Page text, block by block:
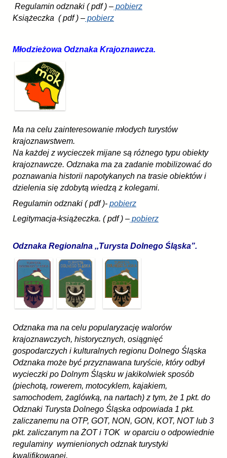
Regulamin odznaki ( pdf ) – pobierz
Książeczka ( pdf ) – pobierz
Młodzieżowa Odznaka Krajoznawcza.
Ma na celu zainteresowanie młodych turystów
krajoznawstwem.
Na każdej z wycieczek mijane są różnego typu obiekty
krajoznawcze. Odznaka ma za zadanie mobilizować do
poznawania historii napotykanych na trasie obiektów i
dzielenia się zdobytą wiedzą z kolegami.
Regulamin odznaki ( pdf )- pobierz
Legitymacja-książeczka. ( pdf ) – pobierz
Odznaka Regionalna ,,Turysta Dolnego Śląska”.
Odznaka ma na celu popularyzację walorów
krajoznawczych, historycznych, osiągnięć
gospodarczych i kulturalnych regionu Dolnego Śląska
Odznaka może być przyznawana turyście, który odbył
wycieczki po Dolnym Śląsku w jakikolwiek sposób
(piechotą, rowerem, motocyklem, kajakiem,
samochodem, żaglówką, na nartach) z tym, że 1 pkt. do
Odznaki Turysta Dolnego Śląska odpowiada 1 pkt.
zaliczanemu na OTP, GOT, NON, GON, KOT, NOT lub 3
pkt. zaliczanym na ŻOT i TOK  w oparciu o odpowiednie
regulaminy wymienionych odznak turystyki
kwalifikowanej.